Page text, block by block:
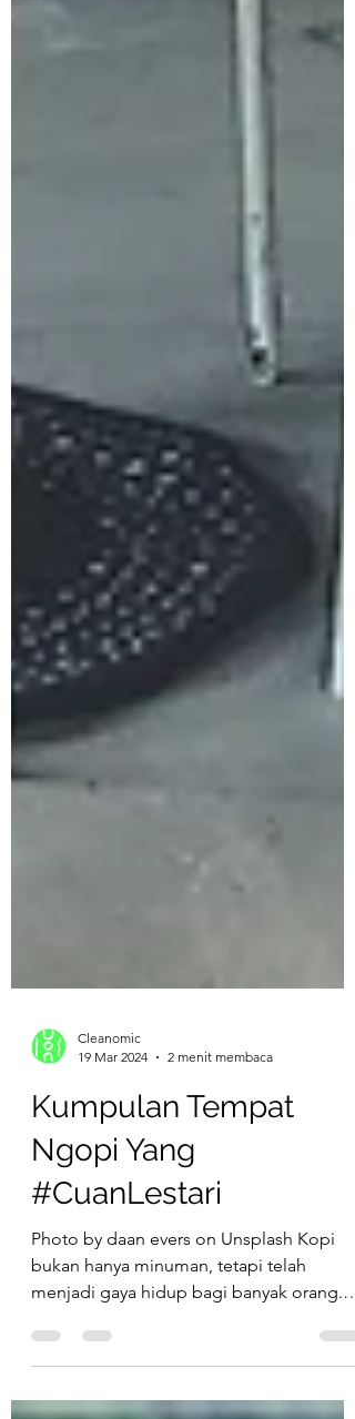
Cleanomic
19 Mar 2024
2 menit membaca
Kumpulan Tempat
Ngopi Yang
#CuanLestari
Photo by daan evers on Unsplash Kopi
bukan hanya minuman, tetapi telah